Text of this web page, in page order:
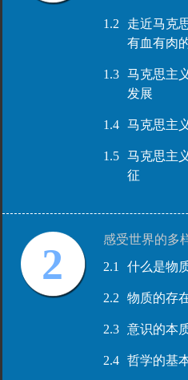
1.2
走近马克
有血有肉
1.3
马克思主
发展
1.4 马克思主
1.5
马克思主
征
2
感受世界的多
2.1
什么是物
2.2 物质的存
2.3 意识的本
2.4 哲学的基